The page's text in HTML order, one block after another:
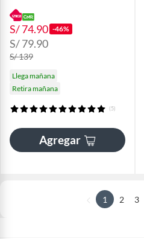
S/ 74.90 -46%
S/ 79.90
S/ 139
Llega mañana
Retira mañana
(5)
Agregar
1 2 3